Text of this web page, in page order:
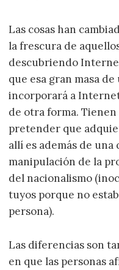
Las cosas han
la frescura de
descubriendo
que esa gran masa
incorporará a
de otra forma.
pretender que
allí es además de
manipulación de la
del nacionalismo
tuyos porque no
persona).
Las diferencias son
en que las personas